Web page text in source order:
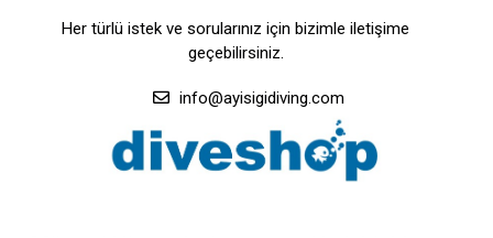
Her türlü istek ve sorularınız için bizimle iletişime
geçebilirsiniz.
info@ayisigidiving.com